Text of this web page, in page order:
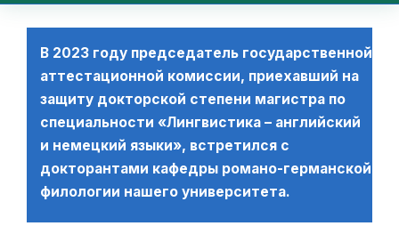
В 2023 году председатель государственной
аттестационной комиссии, приехавший на
защиту докторской степени магистра по
специальности «Лингвистика – английский
и немецкий языки», встретился с
докторантами кафедры романо-германской
филологии нашего университета.